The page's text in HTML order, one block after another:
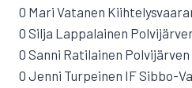
0 Mari Vatanen
0 Silja Lappalainen
0 Sanni Ratilainen
0 Jenni Turpeinen IF Sibbo-